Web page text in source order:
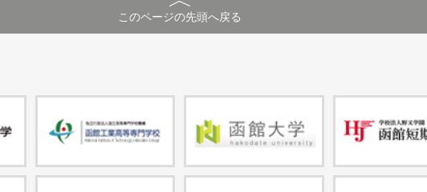
このページの先頭へ戻る